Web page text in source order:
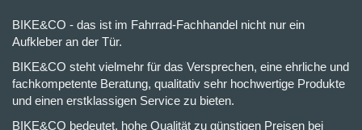
BIKE&CO - das ist im Fahrrad-Fachhandel nicht nur ein
Aufkleber an der Tür.
BIKE&CO steht vielmehr für das Versprechen, eine ehrliche und
fachkompetente Beratung, qualitativ sehr hochwertige Produkte
und einen erstklassigen Service zu bieten.
BIKE&CO bedeutet, hohe Qualität zu günstigen Preisen bei